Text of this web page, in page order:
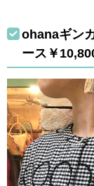
ohanaギン
ース￥